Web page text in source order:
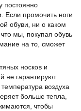
постоянно
Если промочить ноги
обуви, ни о каком
мы, покупая обувь
на то, сможет
носков и
не гарантируют
воздуха
больше тепла,
чтобы